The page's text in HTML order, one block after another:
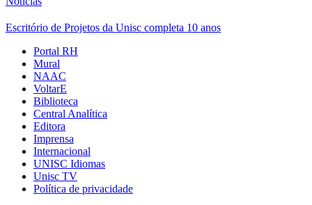
Escritório de Projetos da Unisc completa 10 anos
Portal RH
Mural
NAAC
VoltarE
Biblioteca
Central Analítica
Editora
Imprensa
Internacional
UNISC Idiomas
Unisc TV
Política de privacidade